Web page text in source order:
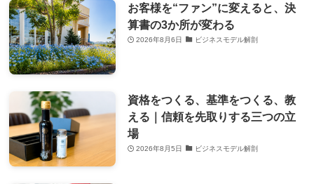
お客様を“ファン”に変えると、決
算書の3か所が変わる
2026年8月6日 ビジネスモデル解剖
資格をつくる、基準をつくる、教
える｜信頼を先取りする三つの立
場
2026年8月5日 ビジネスモデル解剖